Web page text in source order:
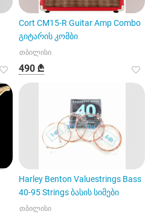
Cort CM15-R Guitar Amp Combo
გიტარის კომბი
თბილისი
490 ₾
Harley Benton Valuestrings Bass
40-95 Strings ბასის სიმები
თბილისი